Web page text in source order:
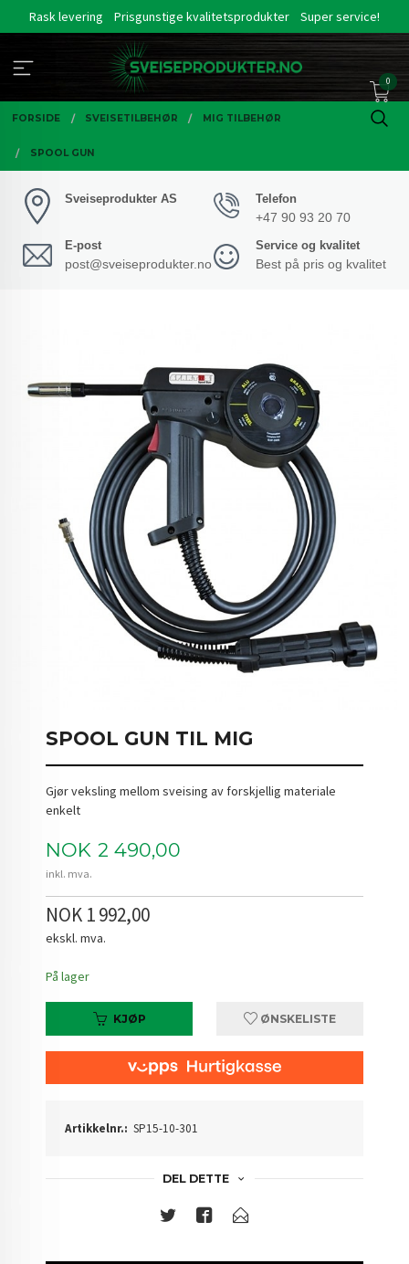
Rask levering Prisgunstige kvalitetsprodukter Super service!
0
FORSIDE SVEISETILBEHØR MIG TILBEHØR
SPOOL GUN
Sveiseprodukter AS Telefon
+47 90 93 20 70
E-post
post@sveiseprodukter.no
Service og kvalitet
Best på pris og kvalitet
SPOOL GUN TIL MIG
Gjør veksling mellom sveising av forskjellig materiale
enkelt
Pris
NOK 2 490,00
inkl. mva.
NOK 1 992,00
ekskl. mva.
På lager
KJØP ØNSKELISTE
Artikkelnr.: SP15-10-301
DEL DETTE